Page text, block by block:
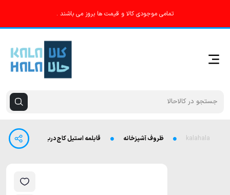
تمامی موجودی کالا و قیمت ها بروز می باشند .
kalahala ظروف آشپزخانه قابلمه استیل کاج درب پیرکس سایز 28